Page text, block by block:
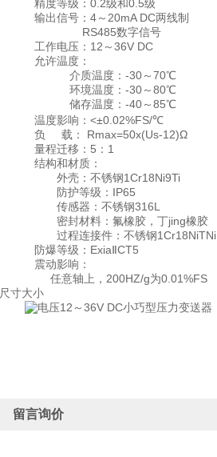
精度等级：0.2级和0.5级
输出信号：4～20mA DC两线制
RS485数字信号
工作电压：12～36V DC
允许温度：
介质温度：-30～70℃
环境温度：-30～80℃
储存温度：-40～85℃
温度影响：<±0.02%FS/℃
负 载： Rmax=50x(Us-12)Ω
量程迁移：5：1
结构和材质：
外壳：不锈钢1Cr18Ni9Ti
防护等级：IP65
传感器：不锈钢316L
密封材料：氟橡胶，丁jing橡胶
过程连接件：不锈钢1Cr18NiTNi
防爆等级：ExiaⅡCT5
震动影响：
任意轴上，200HZ/g为0.01%FS
尺寸大小
留言询价